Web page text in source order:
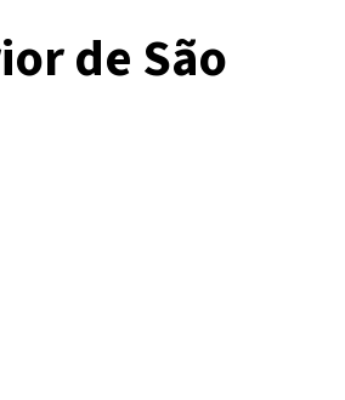
de São